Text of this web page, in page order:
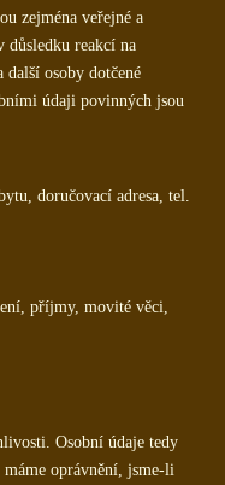
zejména veřejné a
důsledku reakcí na
další osoby dotčené
údaji povinných jsou
doručovací adresa, tel.
příjmy, movité věci,
Osobní údaje tedy
oprávnění, jsme-li